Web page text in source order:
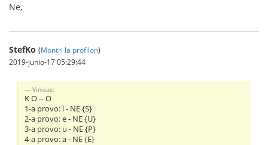
Ne,
StefKo (Montri la profilon)
2019-junio-17 05:29:44
Vinisus:
K O -- O
1-a provo: i - NE {S}
2-a provo: e - NE {U}
3-a provo: u - NE {P}
4-a provo: a - NE {E}